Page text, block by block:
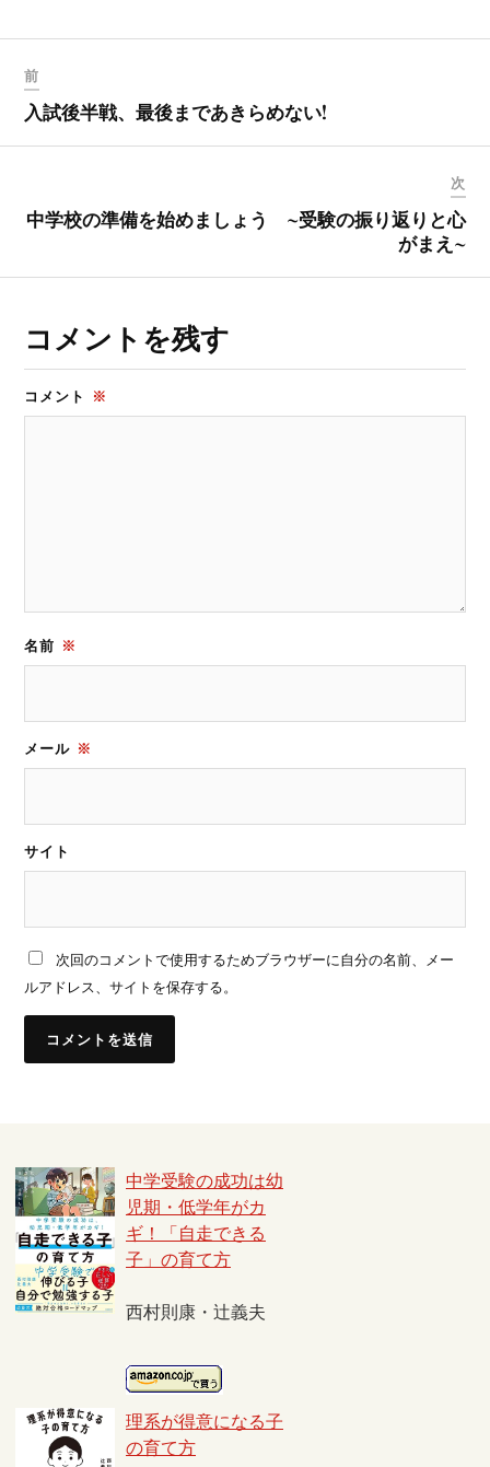
前
入試後半戦、最後まであきらめない!
次
中学校の準備を始めましょう ~受験の振り返りと心
がまえ~
コメントを残す
コメント ※
名前 ※
メール ※
サイト
次回のコメントで使用するためブラウザーに自分の名前、メー
ルアドレス、サイトを保存する。
中学受験の成功は幼
児期・低学年がカ
ギ！「自走できる
子」の育て方
西村則康・辻義夫
理系が得意になる子
の育て方